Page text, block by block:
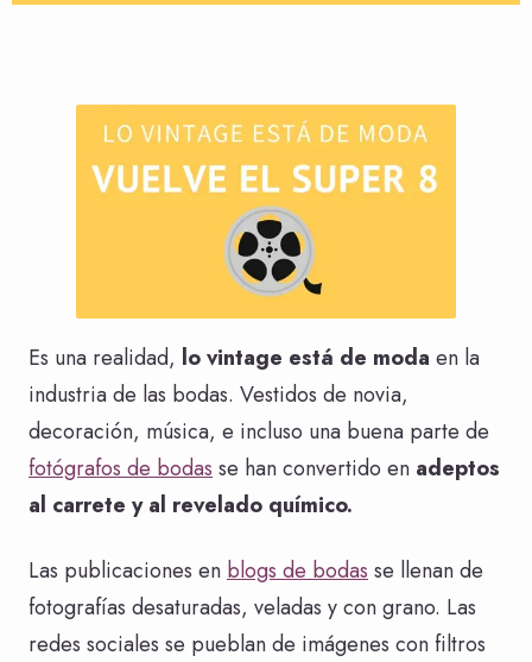
Es una realidad, lo vintage está de moda en la
industria de las bodas. Vestidos de novia,
decoración, música, e incluso una buena parte de
fotógrafos de bodas se han convertido en adeptos
al carrete y al revelado químico.
Las publicaciones en blogs de bodas se llenan de
fotografías desaturadas, veladas y con grano. Las
redes sociales se pueblan de imágenes con filtros